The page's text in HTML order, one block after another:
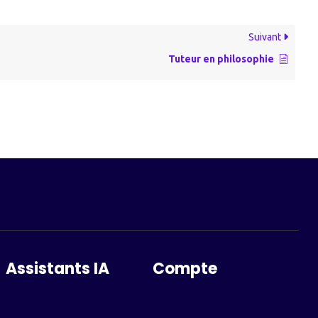
Suivant
Tuteur en philosophie
Assistants IA Compte